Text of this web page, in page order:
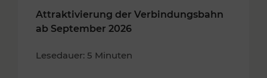
Attraktivierung der Verbindungsbahn
ab September 2026
Lesedauer: 5 Minuten